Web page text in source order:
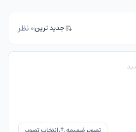
جدید ترین0 نظر